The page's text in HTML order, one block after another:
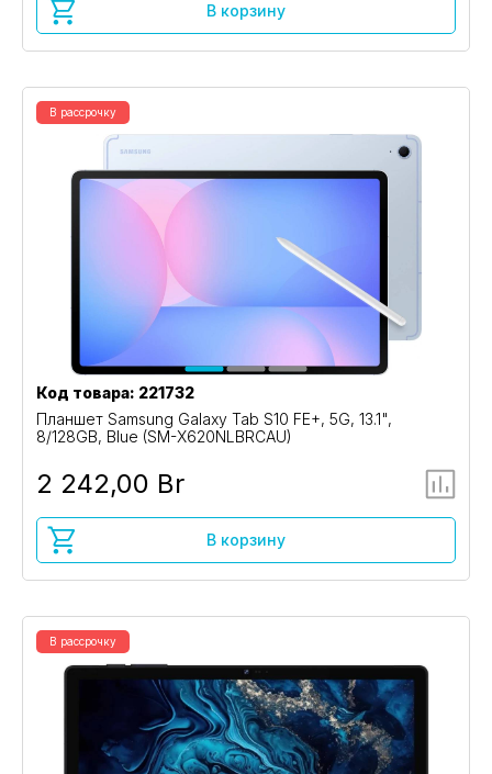
В корзину
В рассрочку
Код товара: 221732
Планшет Samsung Galaxy Tab S10 FE+, 5G, 13.1",
8/128GB, Blue (SM-X620NLBRCAU)
2 242,00 Br
В корзину
В рассрочку